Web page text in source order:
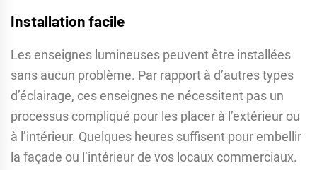
Installation facile
Les enseignes lumineuses peuvent être installées
sans aucun problème. Par rapport à d’autres types
d’éclairage, ces enseignes ne nécessitent pas un
processus compliqué pour les placer à l’extérieur ou
à l’intérieur. Quelques heures suffisent pour embellir
la façade ou l’intérieur de vos locaux commerciaux.